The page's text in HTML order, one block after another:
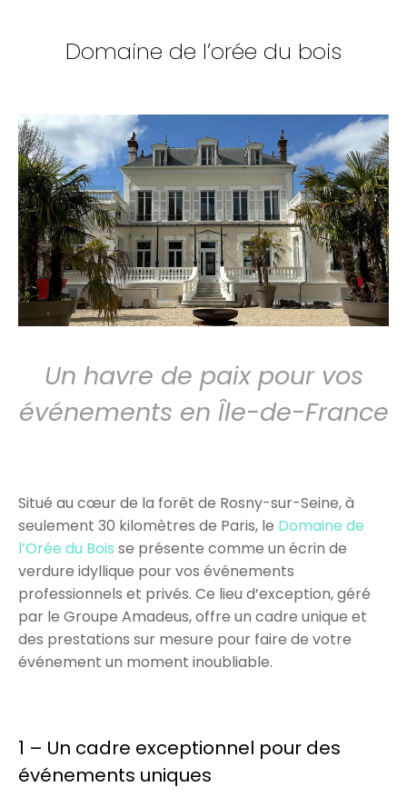
Domaine de l’orée du bois
Un havre de paix pour vos
événements en Île-de-France
Situé au cœur de la forêt de Rosny-sur-Seine, à
seulement 30 kilomètres de Paris, le Domaine de
l’Orée du Bois se présente comme un écrin de
verdure idyllique pour vos événements
professionnels et privés. Ce lieu d’exception, géré
par le Groupe Amadeus, offre un cadre unique et
des prestations sur mesure pour faire de votre
événement un moment inoubliable.
1 – Un cadre exceptionnel pour des
événements uniques